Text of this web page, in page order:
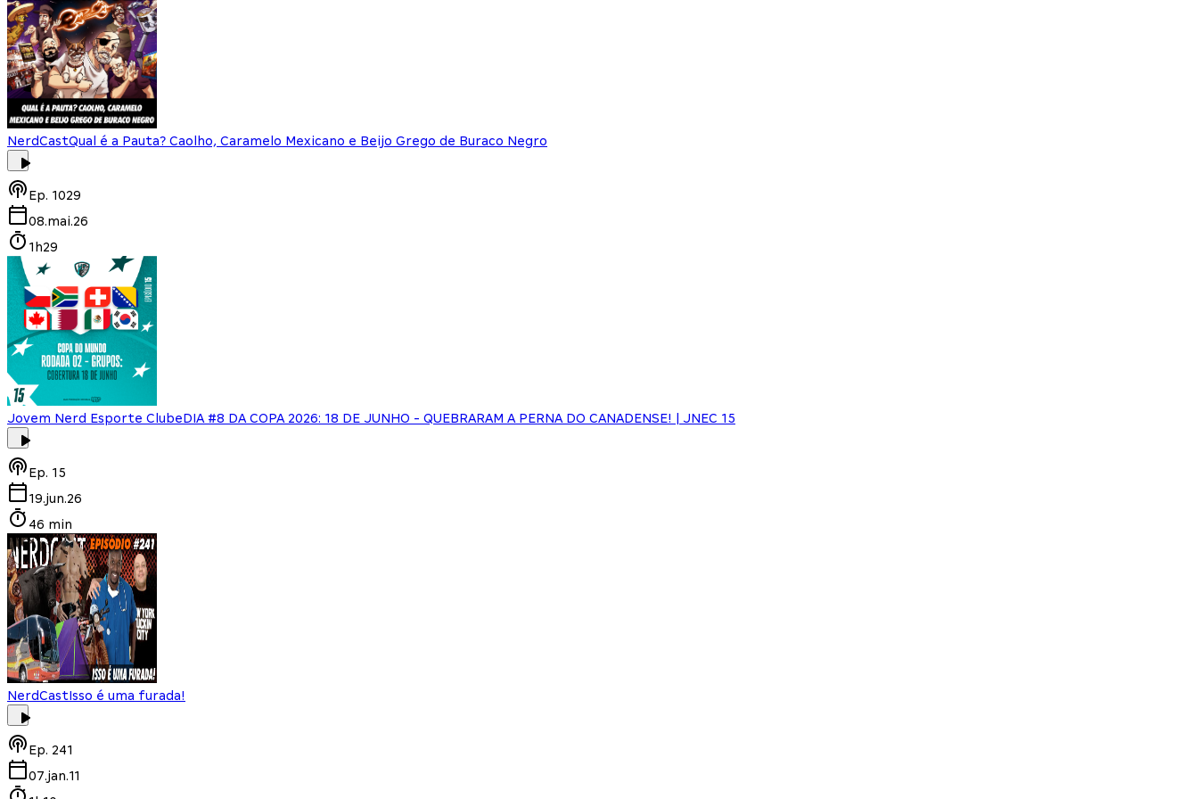
NerdCastQual é a Pauta? Caolho, Caramelo Mexicano e Beijo Grego de Buraco Negro
Ep. 1029
08.mai.26
1h29
Jovem Nerd Esporte ClubeDIA #8 DA COPA 2026: 18 DE JUNHO - QUEBRARAM A PERNA DO CANADENSE! | JNEC 15
Ep. 15
19.jun.26
46 min
NerdCastIsso é uma furada!
Ep. 241
07.jan.11